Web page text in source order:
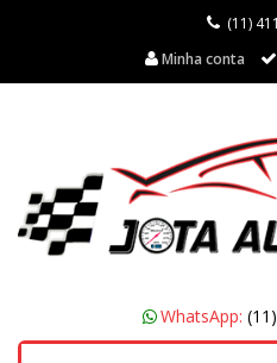
(11)
Minha conta
WhatsApp: